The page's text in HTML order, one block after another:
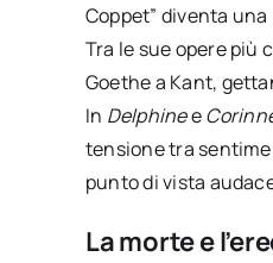
Coppet” diventa
Tra le sue opere più
Goethe a Kant,
In Delphinee
tensione tra
punto di vista
La morte e